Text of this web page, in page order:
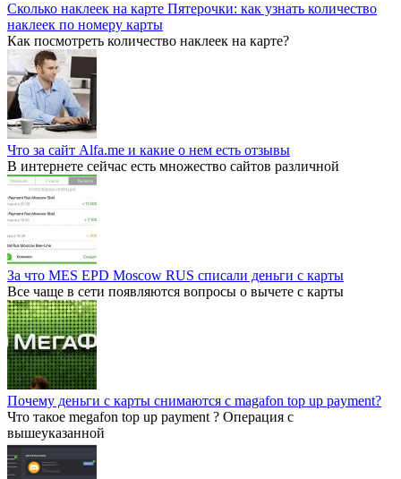
Сколько наклеек на карте Пятерочки: как узнать количество
наклеек по номеру карты
Как посмотреть количество наклеек на карте?
Что за сайт Alfa.me и какие о нем есть отзывы
В интернете сейчас есть множество сайтов различной
За что MES EPD Moscow RUS списали деньги с карты
Все чаще в сети появляются вопросы о вычете с карты
Почему деньги с карты снимаются с magafon top up payment?
Что такое megafon top up payment ? Операция с
вышеуказанной